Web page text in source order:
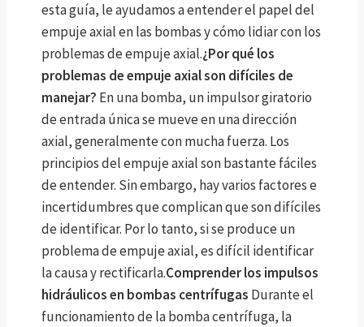
esta guía, le ayudamos a entender el papel del
empuje axial en las bombas y cómo lidiar con los
problemas de empuje axial.¿Por qué los
problemas de empuje axial son difíciles de
manejar? En una bomba, un impulsor giratorio
de entrada única se mueve en una dirección
axial, generalmente con mucha fuerza. Los
principios del empuje axial son bastante fáciles
de entender. Sin embargo, hay varios factores e
incertidumbres que complican que son difíciles
de identificar. Por lo tanto, si se produce un
problema de empuje axial, es difícil identificar
la causa y rectificarla.Comprender los impulsos
hidráulicos en bombas centrífugas Durante el
funcionamiento de la bomba centrífuga, la